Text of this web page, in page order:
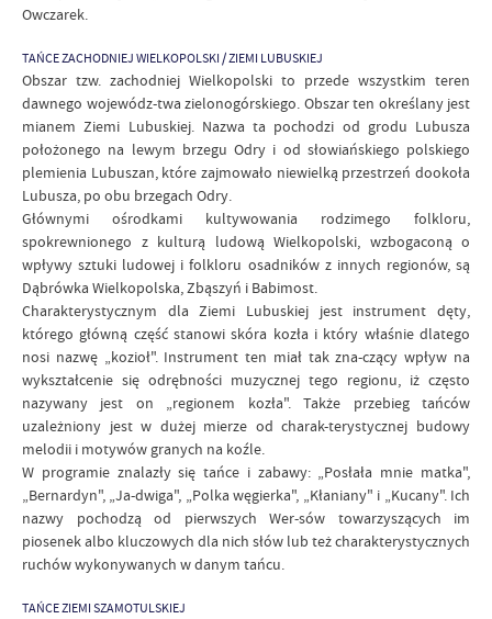
Owczarek.
TAŃCE ZACHODNIEJ WIELKOPOLSKI / ZIEMI LUBUSKIEJ
Obszar tzw. zachodniej Wielkopolski to przede wszystkim teren
dawnego wojewódz-twa zielonogórskiego. Obszar ten określany jest
mianem Ziemi Lubuskiej. Nazwa ta pochodzi od grodu Lubusza
położonego na lewym brzegu Odry i od słowiańskiego polskiego
plemienia Lubuszan, które zajmowało niewielką przestrzeń dookoła
Lubusza, po obu brzegach Odry.
Głównymi ośrodkami kultywowania rodzimego folkloru,
spokrewnionego z kulturą ludową Wielkopolski, wzbogaconą o
wpływy sztuki ludowej i folkloru osadników z innych regionów, są
Dąbrówka Wielkopolska, Zbąszyń i Babimost.
Charakterystycznym dla Ziemi Lubuskiej jest instrument dęty,
którego główną część stanowi skóra kozła i który właśnie dlatego
nosi nazwę „kozioł". Instrument ten miał tak zna-czący wpływ na
wykształcenie się odrębności muzycznej tego regionu, iż często
nazywany jest on „regionem kozła". Także przebieg tańców
uzależniony jest w dużej mierze od charak-terystycznej budowy
melodii i motywów granych na koźle.
W programie znalazły się tańce i zabawy: „Posłała mnie matka",
„Bernardyn", „Ja-dwiga", „Polka węgierka", „Kłaniany" i „Kucany". Ich
nazwy pochodzą od pierwszych Wer-sów towarzyszących im
piosenek albo kluczowych dla nich słów lub też charakterystycznych
ruchów wykonywanych w danym tańcu.
TAŃCE ZIEMI SZAMOTULSKIEJ